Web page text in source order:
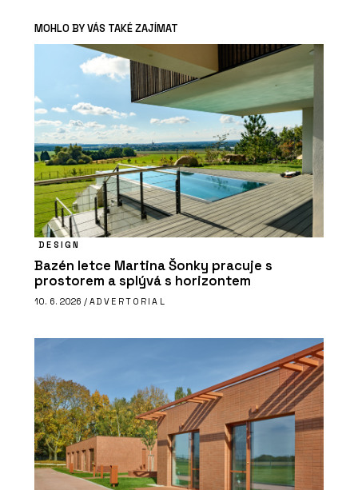
MOHLO BY VÁS TAKÉ ZAJÍMAT
DESIGN
Bazén letce Martina Šonky pracuje s
prostorem a splývá s horizontem
10. 6. 2026 / ADVERTORIAL